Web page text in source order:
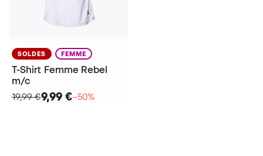
SOLDES FEMME
T-Shirt Femme Rebel
m/c
19,99 €9,99 €−50%